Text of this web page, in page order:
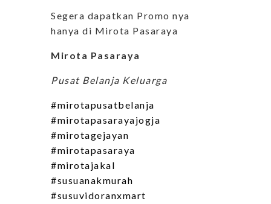
Segera dapatkan Promo nya
hanya di Mirota Pasaraya
Mirota Pasaraya
Pusat Belanja Keluarga
#mirotapusatbelanja
#mirotapasarayajogja
#mirotagejayan
#mirotapasaraya
#mirotajakal
#susuanakmurah
#susuvidoranxmart